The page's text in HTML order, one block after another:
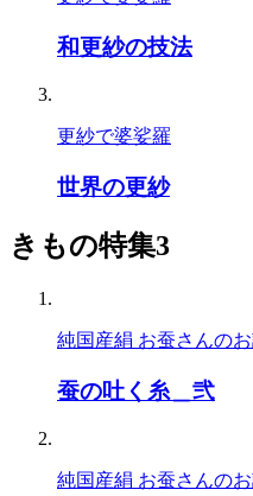
和更紗の技法
更紗で婆娑羅
世界の更紗
きもの特集3
純国産絹 お蚕さんの
蚕の吐く糸＿弐
純国産絹 お蚕さんの